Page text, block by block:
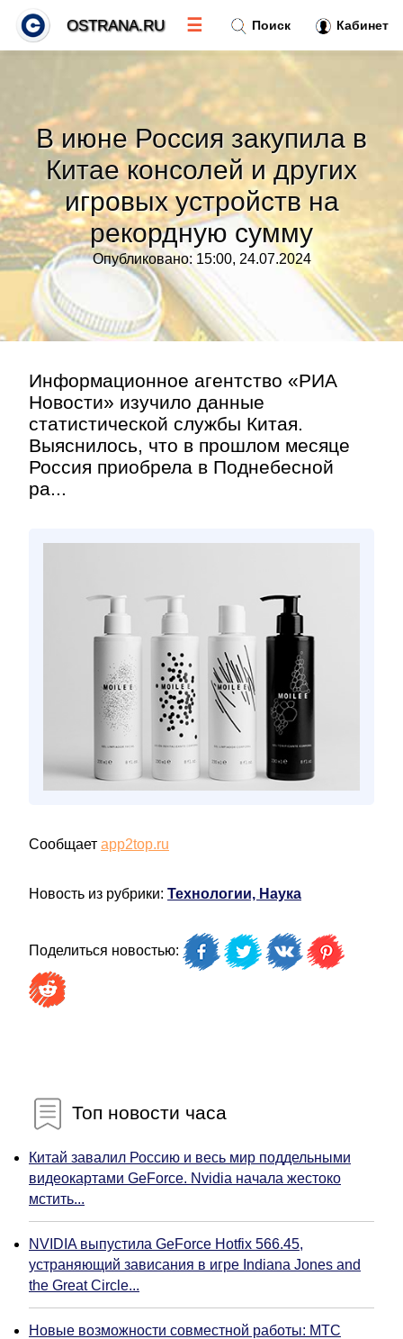
В июне Россия закупила в
Китае консолей и других
игровых устройств на
рекордную сумму
Опубликовано: 15:00, 24.07.2024
Информационное агентство «РИА
Новости» изучило данные
статистической службы Китая.
Выяснилось, что в прошлом месяце
Россия приобрела в Поднебесной
ра...
Сообщает app2top.ru
Новость из рубрики: Технологии, Наука
Поделиться новостью:
Топ новости часа
Китай завалил Россию и весь мир поддельными
видеокартами GeForce. Nvidia начала жестоко
мстить...
NVIDIA выпустила GeForce Hotfix 566.45,
устраняющий зависания в игре Indiana Jones and
the Great Circle...
Новые возможности совместной работы: МТС
Поиск Кабинет
OSTRANA.RU ☰
Тренды новостей»
Рубрики»
Правила»
Контакт»